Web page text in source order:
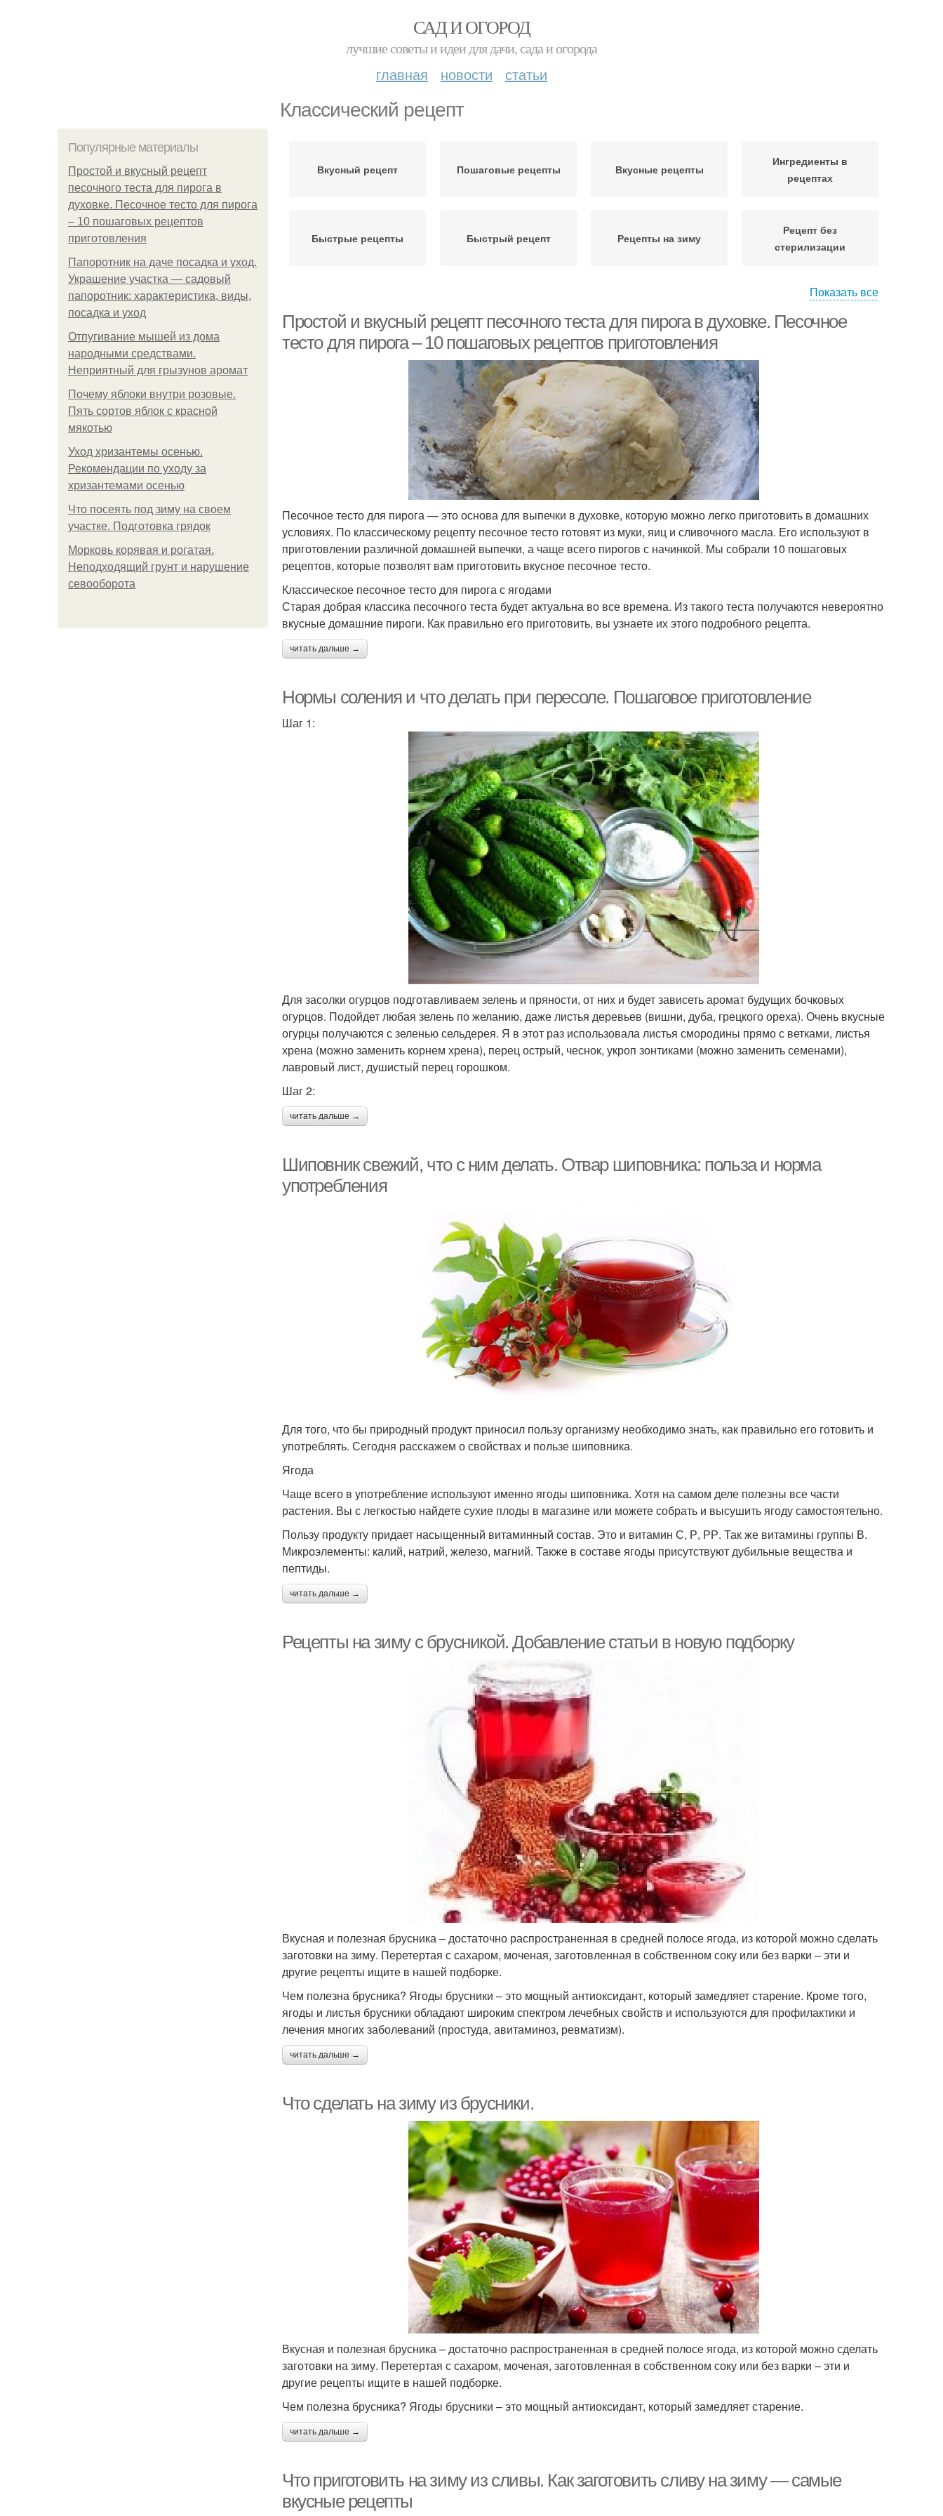
САД И ОГОРОД
лучшие советы и идеи для дачи, сада и огорода
главная новости статьи
Классический рецепт
Популярные материалы
Простой и вкусный рецепт
песочного теста для пирога в
духовке. Песочное тесто для пирога
– 10 пошаговых рецептов
приготовления
Папоротник на даче посадка и уход.
Украшение участка — садовый
папоротник: характеристика, виды,
посадка и уход
Отпугивание мышей из дома
народными средствами.
Неприятный для грызунов аромат
Почему яблоки внутри розовые.
Пять сортов яблок с красной
мякотью
Уход хризантемы осенью.
Рекомендации по уходу за
хризантемами осенью
Что посеять под зиму на своем
участке. Подготовка грядок
Морковь корявая и рогатая.
Неподходящий грунт и нарушение
севооборота
Вкусный рецепт Пошаговые рецепты Вкусные рецепты
Ингредиенты в
рецептах
Быстрые рецепты Быстрый рецепт Рецепты на зиму
Рецепт без
стерилизации
Рецепты с фото Рецепты из шиповника
Рецепт с хлебом Рецепт без дрожжей
Рецепт на зиму Советы к рецепту Рецепт с уксусом
Показать все
Простой и вкусный рецепт песочного теста для пирога в духовке. Песочное
тесто для пирога – 10 пошаговых рецептов приготовления
Песочное тесто для пирога — это основа для выпечки в духовке, которую можно легко приготовить в домашних
условиях. По классическому рецепту песочное тесто готовят из муки, яиц и сливочного масла. Его используют в
приготовлении различной домашней выпечки, а чаще всего пирогов с начинкой. Мы собрали 10 пошаговых
рецептов, которые позволят вам приготовить вкусное песочное тесто.
Классическое песочное тесто для пирога с ягодами
Старая добрая классика песочного теста будет актуальна во все времена. Из такого теста получаются невероятно
вкусные домашние пироги. Как правильно его приготовить, вы узнаете их этого подробного рецепта.
читать дальше →
Нормы соления и что делать при пересоле. Пошаговое приготовление
Шаг 1:
Для засолки огурцов подготавливаем зелень и пряности, от них и будет зависеть аромат будущих бочковых
огурцов. Подойдет любая зелень по желанию, даже листья деревьев (вишни, дуба, грецкого ореха). Очень вкусные
огурцы получаются с зеленью сельдерея. Я в этот раз использовала листья смородины прямо с ветками, листья
хрена (можно заменить корнем хрена), перец острый, чеснок, укроп зонтиками (можно заменить семенами),
лавровый лист, душистый перец горошком.
Шаг 2:
читать дальше →
Шиповник свежий, что с ним делать. Отвар шиповника: польза и норма
употребления
Для того, что бы природный продукт приносил пользу организму необходимо знать, как правильно его готовить и
употреблять. Сегодня расскажем о свойствах и пользе шиповника.
Ягода
Чаще всего в употребление используют именно ягоды шиповника. Хотя на самом деле полезны все части
растения. Вы с легкостью найдете сухие плоды в магазине или можете собрать и высушить ягоду самостоятельно.
Пользу продукту придает насыщенный витаминный состав. Это и витамин С, Р, РР. Так же витамины группы В.
Микроэлементы: калий, натрий, железо, магний. Также в составе ягоды присутствуют дубильные вещества и
пептиды.
читать дальше →
Рецепты на зиму с брусникой. Добавление статьи в новую подборку
Вкусная и полезная брусника – достаточно распространенная в средней полосе ягода, из которой можно сделать
заготовки на зиму. Перетертая с сахаром, моченая, заготовленная в собственном соку или без варки – эти и
другие рецепты ищите в нашей подборке.
Чем полезна брусника? Ягоды брусники – это мощный антиоксидант, который замедляет старение. Кроме того,
ягоды и листья брусники обладают широким спектром лечебных свойств и используются для профилактики и
лечения многих заболеваний (простуда, авитаминоз, ревматизм).
читать дальше →
Что сделать на зиму из брусники.
Вкусная и полезная брусника – достаточно распространенная в средней полосе ягода, из которой можно сделать
заготовки на зиму. Перетертая с сахаром, моченая, заготовленная в собственном соку или без варки – эти и
другие рецепты ищите в нашей подборке.
Чем полезна брусника? Ягоды брусники – это мощный антиоксидант, который замедляет старение.
читать дальше →
Что приготовить на зиму из сливы. Как заготовить сливу на зиму — самые
вкусные рецепты